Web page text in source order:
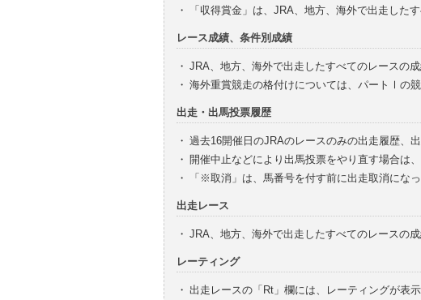
・
「収得賞金」は、JRA、地方、海外で出走した
レース成績、条件別成績
・ JRA、地方、海外で出走したすべてのレースの
・ 海外重賞競走の格付けについては、パートⅠの
出走・出馬投票履歴
・ 過去16開催日のJRAのレースのみの出走履歴、
・ 開催中止などにより出馬投票をやり直す場合は、
・
「※取消」は、馬番号を付す前に出走取消にな
出走レース
・ JRA、地方、海外で出走したすべてのレースの
レーティング
・ 出走レースの「Rt」欄には、レーティングが表示